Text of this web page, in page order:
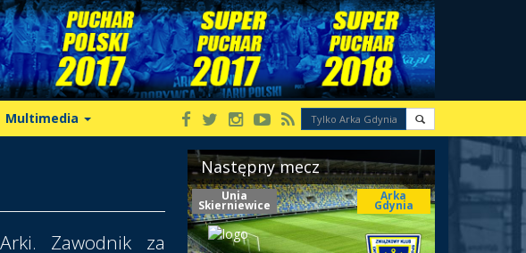
Multimedia
Zawodnik za
Następny mecz
Unia
Skierniewice
Arka
Gdynia